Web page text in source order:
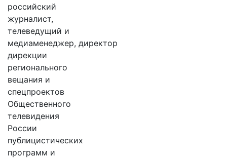
российский
журналист,
телеведущий и
медиаменеджер, директор
дирекции
регионального
вещания и
спецпроектов
Общественного
телевидения
России
публицистических
программ и